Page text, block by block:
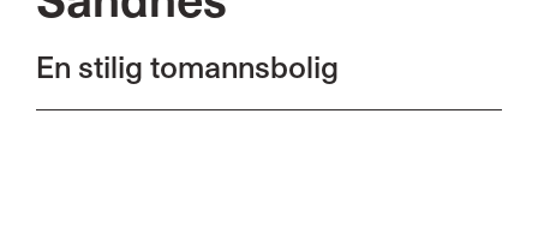
En stilig tomannsbolig